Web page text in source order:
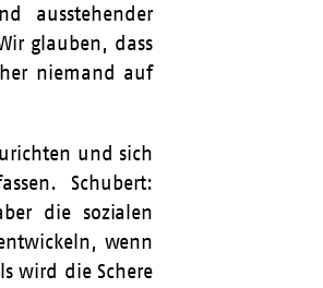
ausstehender
glauben, dass
niemand auf
und sich
Schubert:
die sozialen
wenn
wird die Schere